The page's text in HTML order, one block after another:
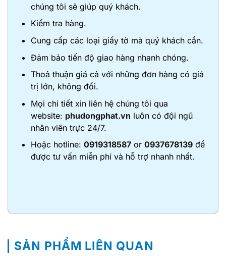
chúng tôi sẽ giúp quý khách.
Kiểm tra hàng.
Cung cấp các loại giấy tờ mà quý khách cần.
Đảm bảo tiến độ giao hàng nhanh chóng.
Thoả thuận giá cả với những đơn hàng có giá
trị lớn, không đổi.
Mọi chi tiết xin liên hệ chúng tôi qua
website: phudongphat.vn luôn có đội ngũ
nhân viên trực 24/7.
Hoặc hotline: 0919318587or 0937678139để
được tư vấn miễn phí và hỗ trợ nhanh nhất.
SẢN PHẨM LIÊN QUAN